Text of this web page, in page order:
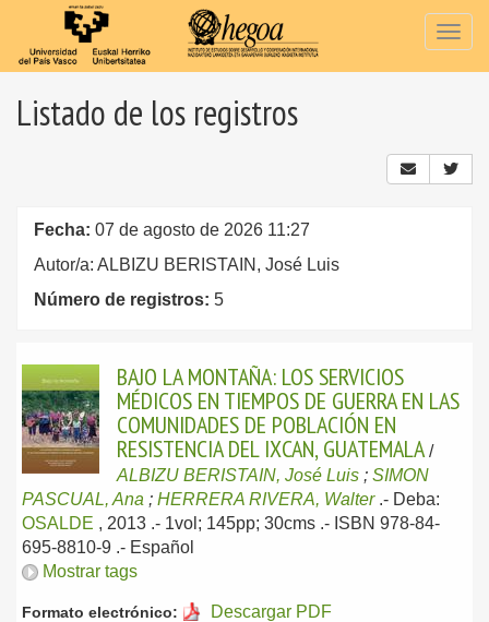
Listado de los registros
Fecha: 07 de agosto de 2026 11:27
Autor/a: ALBIZU BERISTAIN, José Luis
Número de registros: 5
BAJO LA MONTAÑA: LOS SERVICIOS
MÉDICOS EN TIEMPOS DE GUERRA EN LAS
COMUNIDADES DE POBLACIÓN EN
RESISTENCIA DEL IXCAN, GUATEMALA /
ALBIZU BERISTAIN, José Luis ; SIMON
PASCUAL, Ana ; HERRERA RIVERA, Walter .- Deba:
OSALDE , 2013 .- 1vol; 145pp; 30cms .- ISBN 978-84-
695-8810-9 .- Español
Mostrar tags
Formato electrónico: Descargar PDF